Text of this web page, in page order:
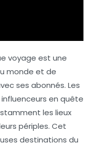
voyage est une
monde et de
ses abonnés. Les
en quête
les lieux
périples. Cet
destinations du